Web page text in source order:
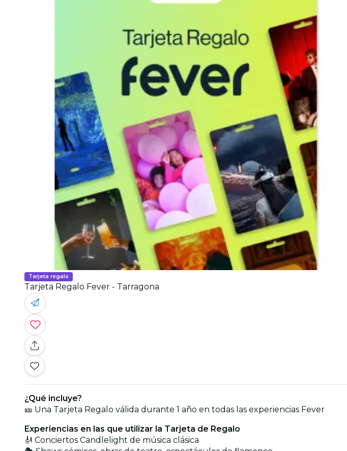
Tarjeta regalo
Tarjeta Regalo Fever - Tarragona
¿Qué incluye?
🎫 Una Tarjeta Regalo válida durante 1 año en todas las experiencias Fever
Experiencias en las que utilizar la Tarjeta de Regalo
🎻 Conciertos Candlelight de música clásica